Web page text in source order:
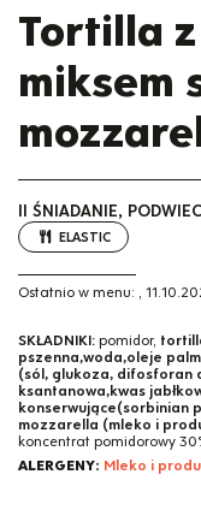
Tortilla
miksem
II ŚNIADANIE,
ELASTIC
Ostatnio w menu: ,
SKŁADNIKI: pomidor,
pszenna,woda,oleje
(sól, glukoza, difosforan
ksantanowa,kwas
konserwujące(sorbinian
mozzarella (mleko i
koncentrat pomidorowy
ALERGENY: Mleko i